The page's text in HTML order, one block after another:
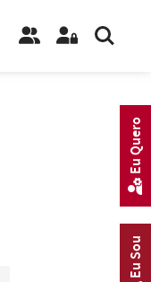
Eu Sou
Eu Quero